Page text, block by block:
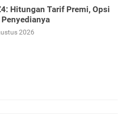
Hitungan Tarif Premi, Opsi
2026